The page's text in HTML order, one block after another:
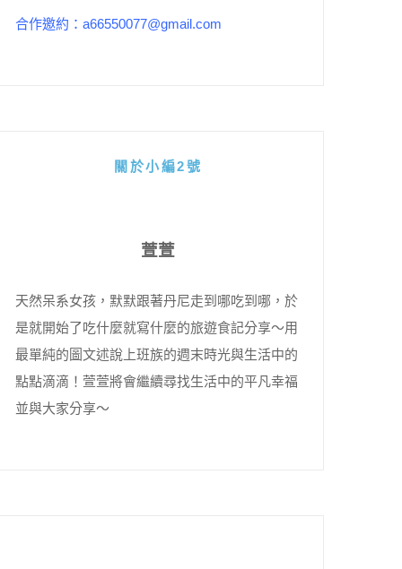
合作邀約：a66550077@gmail.com
關於小編2號
萱萱
天然呆系女孩，默默跟著丹尼走到哪吃到哪，於
是就開始了吃什麼就寫什麼的旅遊食記分享～用
最單純的圖文述說上班族的週末時光與生活中的
點點滴滴！萱萱將會繼續尋找生活中的平凡幸福
並與大家分享～